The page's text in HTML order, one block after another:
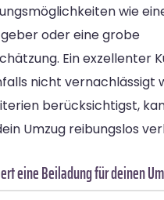
wie
oder eine grobe
Ein exzellenter
nicht vernachlässigt
berücksichtigst,
Umzug reibungslos
eine Beiladung für deinen